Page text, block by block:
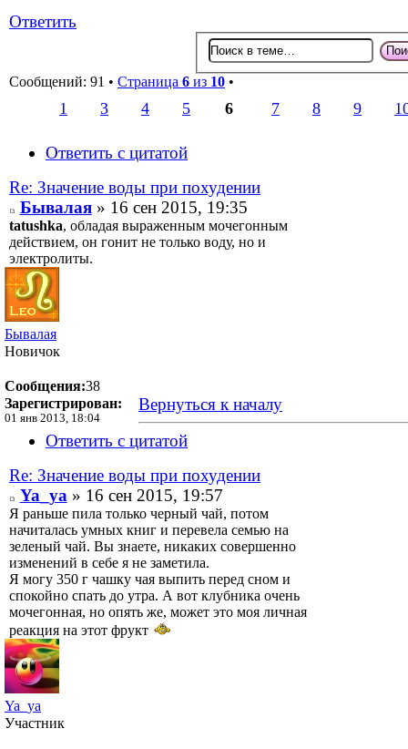
Ответить
Сообщений: 91 • Страница 6 из 10 •
1 3 4 5 6 7 8 9
Ответить с цитатой
Re: Значение воды при похудении
Бывалая» 16 сен 2015, 19:35
tatushka, обладая выраженным мочегонным
действием, он гонит не только воду, но и
электролиты.
Бывалая
Новичок
Сообщения:38
Зарегистрирован:
01 янв 2013, 18:04
Вернуться к началу
Ответить с цитатой
Re: Значение воды при похудении
Ya_ya» 16 сен 2015, 19:57
Я раньше пила только черный чай, потом
начиталась умных книг и перевела семью на
зеленый чай. Вы знаете, никаких совершенно
изменений в себе я не заметила.
Я могу 350 г чашку чая выпить перед сном и
спокойно спать до утра. А вот клубника очень
мочегонная, но опять же, может это моя личная
реакция на этот фрукт
Ya_ya
Участник